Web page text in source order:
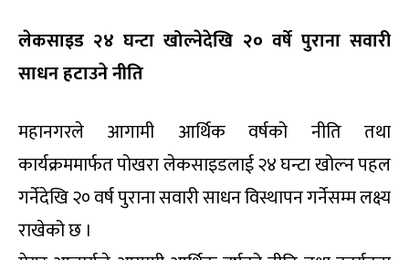
लेकसाइड २४ घन्टा खोल्नेदेखि २० वर्षे पुराना सवारी
साधन हटाउने नीति
महानगरले आगामी आर्थिक वर्षको नीति तथा
कार्यक्रममार्फत पोखरा लेकसाइडलाई २४ घन्टा खोल्न पहल
गर्नेदेखि २० वर्ष पुराना सवारी साधन विस्थापन गर्नेसम्म लक्ष्य
राखेको छ ।